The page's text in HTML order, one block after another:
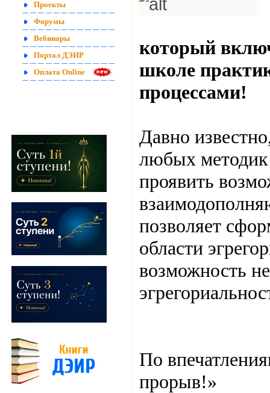
Проекты
Форумы
Вебинары
Портал ДЭИР
Оплата Online
который
школе
процессами!
Давно
любых методик
проявить
позволяет
области
возможность
По
прорыв!»